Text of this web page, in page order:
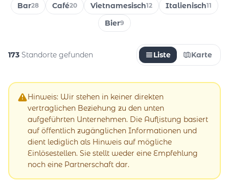
Bar28 Café20 Vietnamesisch12 Italienisch11
Bier9
173 Standorte gefunden Liste Karte
Hinweis: Wir stehen in keiner direkten
vertraglichen Beziehung zu den unten
aufgeführten Unternehmen. Die Auflistung basiert
auf öffentlich zugänglichen Informationen und
dient lediglich als Hinweis auf mögliche
Einlösestellen. Sie stellt weder eine Empfehlung
noch eine Partnerschaft dar.